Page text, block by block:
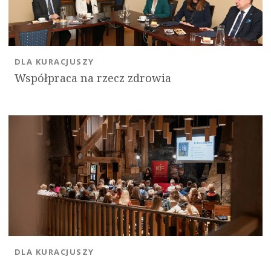
Współpraca na rzecz zdrowia
DLA KURACJUSZY
DLA KURACJUSZY
OK